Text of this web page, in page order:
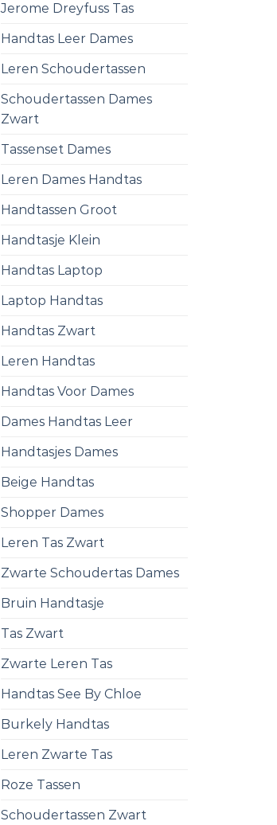
Jerome Dreyfuss Tas
Handtas Leer Dames
Leren Schoudertassen
Schoudertassen Dames
Zwart
Tassenset Dames
Leren Dames Handtas
Handtassen Groot
Handtasje Klein
Handtas Laptop
Laptop Handtas
Handtas Zwart
Leren Handtas
Handtas Voor Dames
Dames Handtas Leer
Handtasjes Dames
Beige Handtas
Shopper Dames
Leren Tas Zwart
Zwarte Schoudertas Dames
Bruin Handtasje
Tas Zwart
Zwarte Leren Tas
Handtas See By Chloe
Burkely Handtas
Leren Zwarte Tas
Roze Tassen
Schoudertassen Zwart